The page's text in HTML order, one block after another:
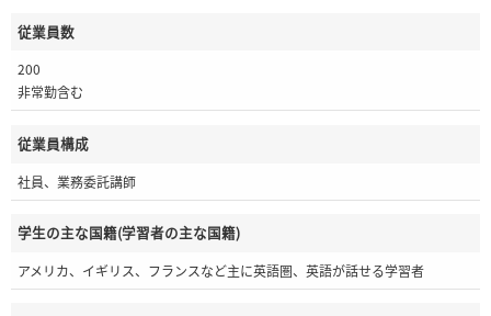
従業員数
200
非常勤含む
従業員構成
社員、業務委託講師
学生の主な国籍(学習者の主な国籍)
アメリカ、イギリス、フランスなど主に英語圏、英語が話せる学習者